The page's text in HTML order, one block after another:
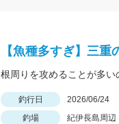
【魚種多すぎ】三
釣行日 2026/06/24
釣場
紀伊長島周辺